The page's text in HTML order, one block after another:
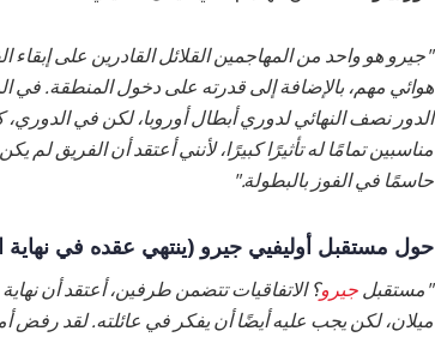
"جيرو هو واحد من المهاجمين القلائل القادرين على
هوائي مهم، بالإضافة إلى قدرته على دخول المنطقة. في
الدور نصف النهائي لدوري أبطال أوروبا، لكن في الدوري،
مناسبين تمامًا له تأثيرًا كبيرًا، لأنني أعتقد أن الفريق
حاسمًا في الفوز بالبطولة."
حول مستقبل أوليفيي جيرو (ينتهي عقده في نهاية
"مستقبل جيرو؟ الاتفاقيات تتضمن طرفين، أعتقد أن
ميلان، لكن يجب عليه أيضًا أن يفكر في عائلته. لقد رفض